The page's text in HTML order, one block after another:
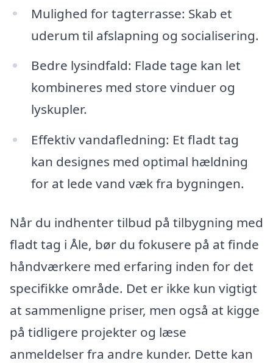
Mulighed for tagterrasse: Skab et
uderum til afslapning og socialisering.
Bedre lysindfald: Flade tage kan let
kombineres med store vinduer og
lyskupler.
Effektiv vandafledning: Et fladt tag
kan designes med optimal hældning
for at lede vand væk fra bygningen.
Når du indhenter tilbud på tilbygning med
fladt tag i Åle, bør du fokusere på at finde
håndværkere med erfaring inden for det
specifikke område. Det er ikke kun vigtigt
at sammenligne priser, men også at kigge
på tidligere projekter og læse
anmeldelser fra andre kunder. Dette kan